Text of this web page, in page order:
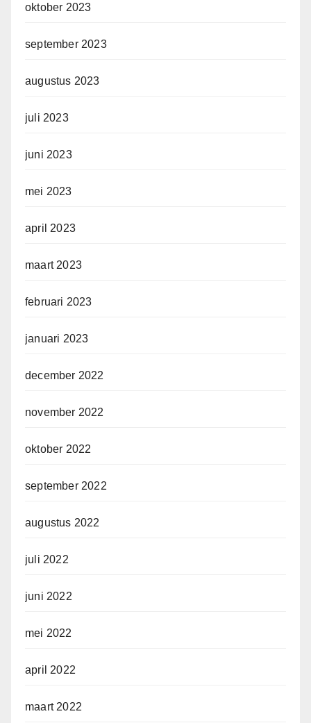
oktober 2023
september 2023
augustus 2023
juli 2023
juni 2023
mei 2023
april 2023
maart 2023
februari 2023
januari 2023
december 2022
november 2022
oktober 2022
september 2022
augustus 2022
juli 2022
juni 2022
mei 2022
april 2022
maart 2022